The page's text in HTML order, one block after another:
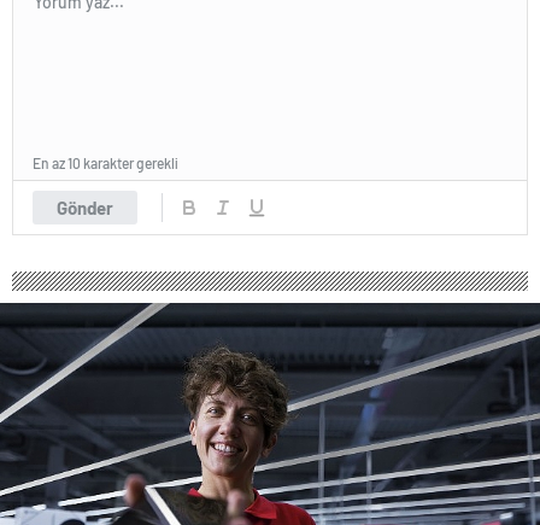
Gönder
En az 10 karakter gerekli